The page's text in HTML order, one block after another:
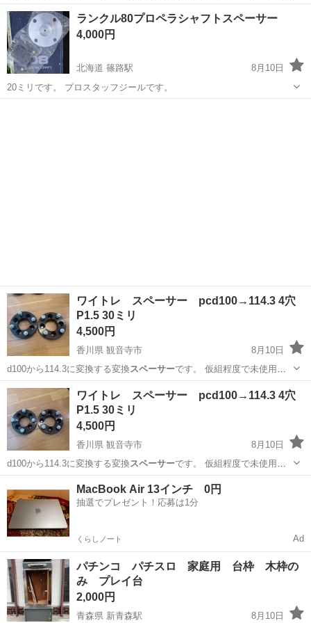
付けボルト…
岐阜 各務原市 市民公園前駅 タイヤ、ホイール
RENAULT
ランクル80プロペラシャフトスペーサー
4,000円
北海道 篠路駅
8月10日
20ミリです。 プロスタッフジールです。
ワイトレ スペーサー pcd100→114.3 4穴
P1.5 30ミリ
4,500円
香川県 観音寺市
8月10日
d100から114.3に変換する変換スペーサーです。 仮組程度で未使用に
近いです。…
香川 観音寺市 パーツ
ワイトレ スペーサー pcd100→114.3 4穴
P1.5 30ミリ
4,500円
香川県 観音寺市
8月10日
d100から114.3に変換する変換スペーサーです。 仮組程度で未使用に
近いです。…観音寺市 パーツ
MacBook Air 13インチ 0円
抽選でプレゼント！応募は1分
くらしノート Ad
パチンコ パチスロ 家庭用 台枠 木枠の
み プレイ台
2,000円
青森県 新青森駅
8月10日